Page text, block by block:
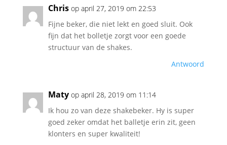
Chris op april 27, 2019 om 22:53
Fijne beker, die niet lekt en goed sluit. Ook
fijn dat het bolletje zorgt voor een goede
structuur van de shakes.
Antwoord
Maty op april 28, 2019 om 11:14
Ik hou zo van deze shakebeker. Hy is super
goed zeker omdat het balletje erin zit, geen
klonters en super kwaliteit!